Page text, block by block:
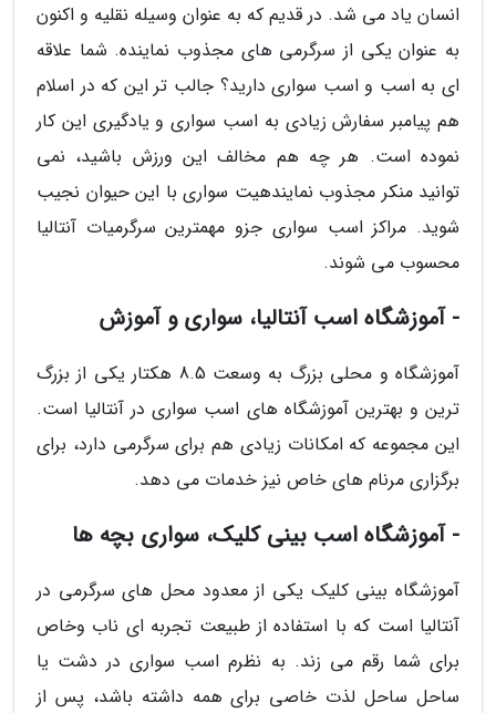
انسان یاد می شد. در قدیم که به عنوان وسیله نقلیه و اکنون
به عنوان یکی از سرگرمی های مجذوب نماینده. شما علاقه
ای به اسب و اسب سواری دارید؟ جالب تر این که در اسلام
هم پیامبر سفارش زیادی به اسب سواری و یادگیری این کار
نموده است. هر چه هم مخالف این ورزش باشید، نمی
توانید منکر مجذوب نمایندهیت سواری با این حیوان نجیب
شوید. مراکز اسب سواری جزو مهمترین سرگرمیات آنتالیا
محسوب می شوند.
- آموزشگاه اسب آنتالیا، سواری و آموزش
آموزشگاه و محلی بزرگ به وسعت 8.5 هکتار یکی از بزرگ
ترین و بهترین آموزشگاه های اسب سواری در آنتالیا است.
این مجموعه که امکانات زیادی هم برای سرگرمی دارد، برای
برگزاری مرنام های خاص نیز خدمات می دهد.
- آموزشگاه اسب بینی کلیک، سواری بچه ها
آموزشگاه بینی کلیک یکی از معدود محل های سرگرمی در
آنتالیا است که با استفاده از طبیعت تجربه ای ناب وخاص
برای شما رقم می زند. به نظرم اسب سواری در دشت یا
ساحل ساحل لذت خاصی برای همه داشته باشد، پس از